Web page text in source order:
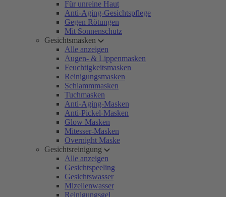
Für unreine Haut
Anti-Aging-Gesichtspflege
Gegen Rötungen
Mit Sonnenschutz
Gesichtsmasken
Alle anzeigen
Augen- & Lippenmasken
Feuchtigkeitsmasken
Reinigungsmasken
Schlammmasken
Tuchmasken
Anti-Aging-Masken
Anti-Pickel-Masken
Glow Masken
Mitesser-Masken
Overnight Maske
Gesichtsreinigung
Alle anzeigen
Gesichtspeeling
Gesichtswasser
Mizellenwasser
Reinigungsgel